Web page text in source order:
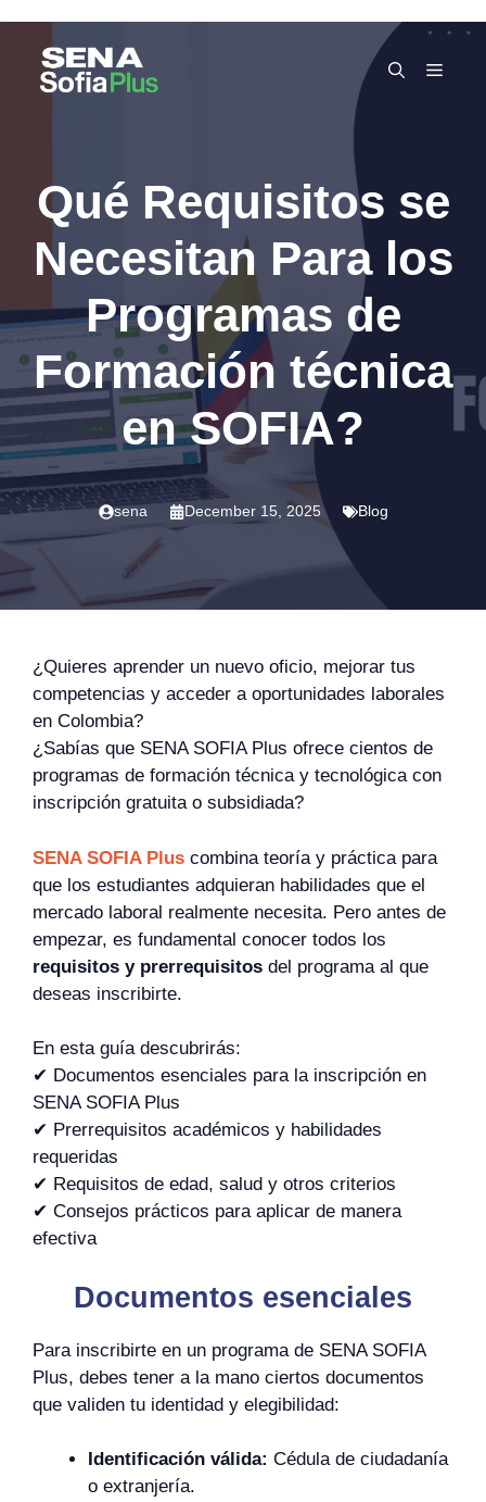
content
Qué Requisitos se
Necesitan Para los
Programas de
Formación técnica
en SOFIA?
sena December 15, 2025 Blog
¿Quieres aprender un nuevo oficio, mejorar tus
competencias y acceder a oportunidades laborales
en Colombia?
¿Sabías que SENA SOFIA Plus ofrece cientos de
programas de formación técnica y tecnológica con
inscripción gratuita o subsidiada?
SENA SOFIA Plus combina teoría y práctica para
que los estudiantes adquieran habilidades que el
mercado laboral realmente necesita. Pero antes de
empezar, es fundamental conocer todos los
requisitos y prerrequisitos del programa al que
deseas inscribirte.
En esta guía descubrirás:
✔ Documentos esenciales para la inscripción en
SENA SOFIA Plus
✔ Prerrequisitos académicos y habilidades
requeridas
✔ Requisitos de edad, salud y otros criterios
✔ Consejos prácticos para aplicar de manera
efectiva
Documentos esenciales
Para inscribirte en un programa de SENA SOFIA
Plus, debes tener a la mano ciertos documentos
que validen tu identidad y elegibilidad:
Identificación válida: Cédula de ciudadanía
o extranjería.